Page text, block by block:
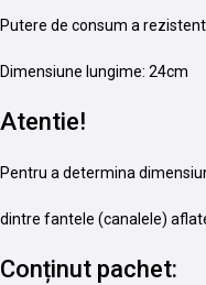
Putere de consum a
Dimensiune lungime: 24cm
Atentie!
Pentru a determina
dintre fantele (canalele)
Conținut pachet: